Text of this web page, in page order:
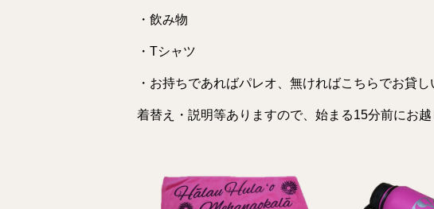
・飲み物
・Tシャツ
・お持ちであればパレオ、無ければこちらでお貸し
着替え・説明等ありますので、始まる15分前にお越